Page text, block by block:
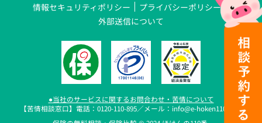
情報セキュリティポリシー
プライバシーポリシー
外部送信について
●当社のサービスに関するお問合わせ・苦情について
【苦情相談窓口】電話：0120-110-895／メール：info@e-hoken110.com